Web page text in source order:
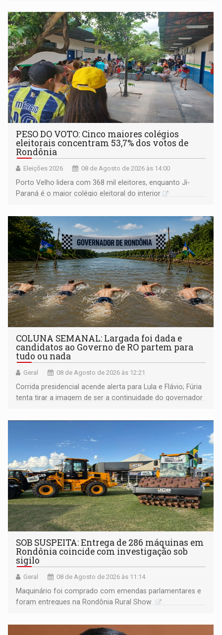
PESO DO VOTO: Cinco maiores colégios
eleitorais concentram 53,7% dos votos de
Rondônia
Eleições 2026 08 de Agosto de 2026 às 14:00
Porto Velho lidera com 368 mil eleitores, enquanto Ji-
Paraná é o maior colégio eleitoral do interior
COLUNA SEMANAL: Largada foi dada e
candidatos ao Governo de RO partem para
tudo ou nada
Geral 08 de Agosto de 2026 às 12:21
Corrida presidencial acende alerta para Lula e Flávio; Fúria
tenta tirar a imagem de ser a continuidade do governador
não ter entrado no modo eleição; ABAV faz evento em
SOB SUSPEITA: Entrega de 286 máquinas em
Rondônia coincide com investigação sob
sigilo
Geral 08 de Agosto de 2026 às 11:14
Maquinário foi comprado com emendas parlamentares e
foram entregues na Rondônia Rural Show